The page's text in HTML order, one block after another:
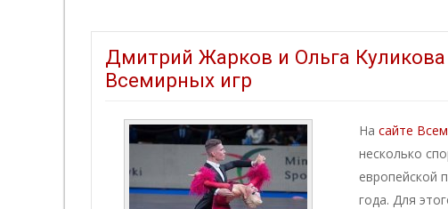
Дмитрий Жарков и Ольга
Всемирных игр
На сайте
несколько
европейской
года. Для